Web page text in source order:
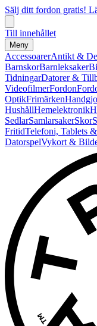
Sälj ditt fordon gratis!
Till innehållet
Meny
AccessoarerAntikt &
BarnskorBarnleksaker
TidningarDatorer &
VideofilmerFordon
OptikFrimärken
HushållHemelektronik
SedlarSamlarsakerSkor
FritidTelefoni, Tablets
DatorspelVykort &